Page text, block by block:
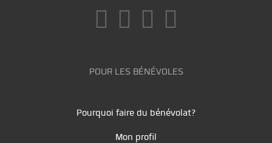
POUR LES BÉNÉVOLES
Pourquoi faire du bénévolat?
Mon profil